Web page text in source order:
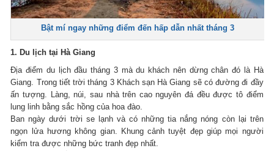
Bật mí ngay những điểm đến hấp dẫn nhất tháng 3
1. Du lịch tại Hà Giang
Địa điểm du lịch đầu tháng 3 mà du khách nên dừng chân đó là Hà
Giang. Trong tiết trời tháng 3 Khách sạn Hà Giang sẽ có đường đi đầy
ấn tượng. Làng, núi, sau nhà trên cao nguyên đá đều được tô điểm
lung linh bằng sắc hồng của hoa đào.
Ban ngày dưới trời se lạnh và có những tia nắng nóng còn lại trên
ngọn lửa hương không gian. Khung cảnh tuyệt đẹp giúp mọi người
kiểm tra được những bức tranh đẹp nhất.